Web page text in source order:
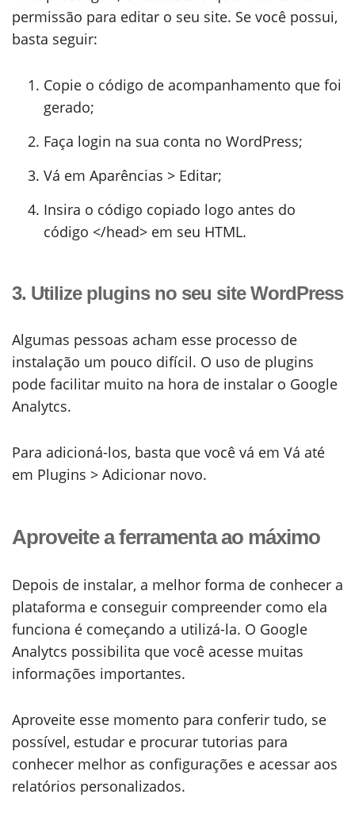
permissão para editar o seu site. Se você possui,
basta seguir:
Copie o código de acompanhamento que foi
gerado;
Faça login na sua conta no WordPress;
Vá em Aparências > Editar;
Insira o código copiado logo antes do
código </head> em seu HTML.
3. Utilize plugins no seu site WordPress
Algumas pessoas acham esse processo de
instalação um pouco difícil. O uso de plugins
pode facilitar muito na hora de instalar o Google
Analytcs.
Para adicioná-los, basta que você vá em Vá até
em Plugins > Adicionar novo.
Aproveite a ferramenta ao máximo
Depois de instalar, a melhor forma de conhecer a
plataforma e conseguir compreender como ela
funciona é começando a utilizá-la. O Google
Analytcs possibilita que você acesse muitas
informações importantes.
Aproveite esse momento para conferir tudo, se
possível, estudar e procurar tutorias para
conhecer melhor as configurações e acessar aos
relatórios personalizados.